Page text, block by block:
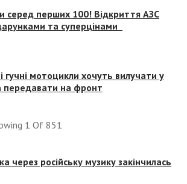
серед перших 100! Відкриття АЗС
та суперцінами
гучні мотоцикли хочуть вилучати у
передавати на фронт
1 Of 851
через російську музику закінчилась